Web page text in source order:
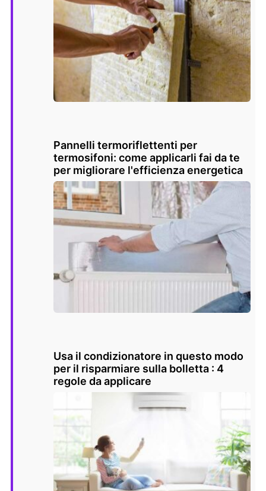
Pannelli termoriflettenti per
termosifoni: come applicarli fai da te
per migliorare l'efficienza energetica
Usa il condizionatore in questo modo
per il risparmiare sulla bolletta : 4
regole da applicare